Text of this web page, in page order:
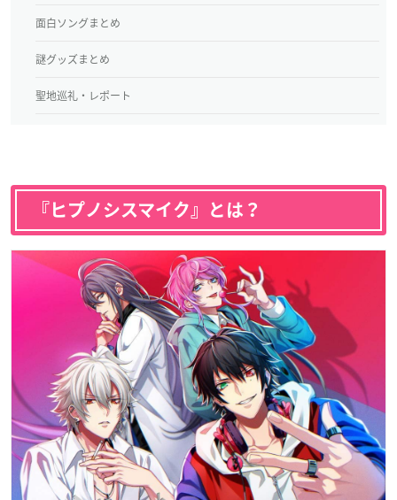
面白ソングまとめ
謎グッズまとめ
聖地巡礼・レポート
『ヒプノシスマイク』とは？